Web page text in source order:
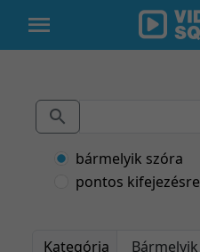
bármelyik szóra
pontos kifejezésre
Kategória